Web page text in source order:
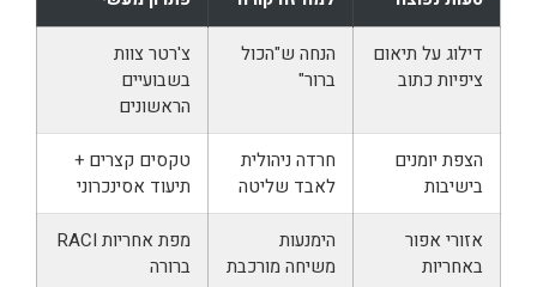
דילוג על תיאום
ציפיות כתוב
הנחה ש"הכול
ברור"
צ'רטר צוות
בשבועיים
הראשונים
הצפת יומנים
בישיבות
חרדה ניהולית
לאבד שליטה
טקסים קצרים +
תיעוד אסינכרוני
אזורי אפור
באחריות
הימנעות
משיחה מורכבת
מפת אחריות RACI
ברורה